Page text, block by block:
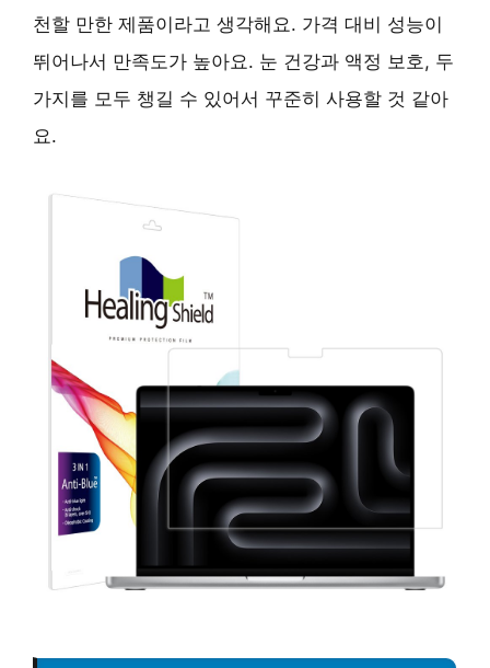
천할 만한 제품이라고 생각해요. 가격 대비 성능이
뛰어나서 만족도가 높아요. 눈 건강과 액정 보호, 두
가지를 모두 챙길 수 있어서 꾸준히 사용할 것 같아
요.